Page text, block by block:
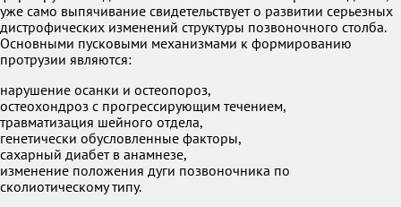
уже само выпячивание свидетельствует о развитии серьезных
дистрофических изменений структуры позвоночного столба.
Основными пусковыми механизмами к формированию
протрузии являются:
нарушение осанки и остеопороз,
остеохондроз с прогрессирующим течением,
травматизация шейного отдела,
генетически обусловленные факторы,
сахарный диабет в анамнезе,
изменение положения дуги позвоночника по
сколиотическому типу.